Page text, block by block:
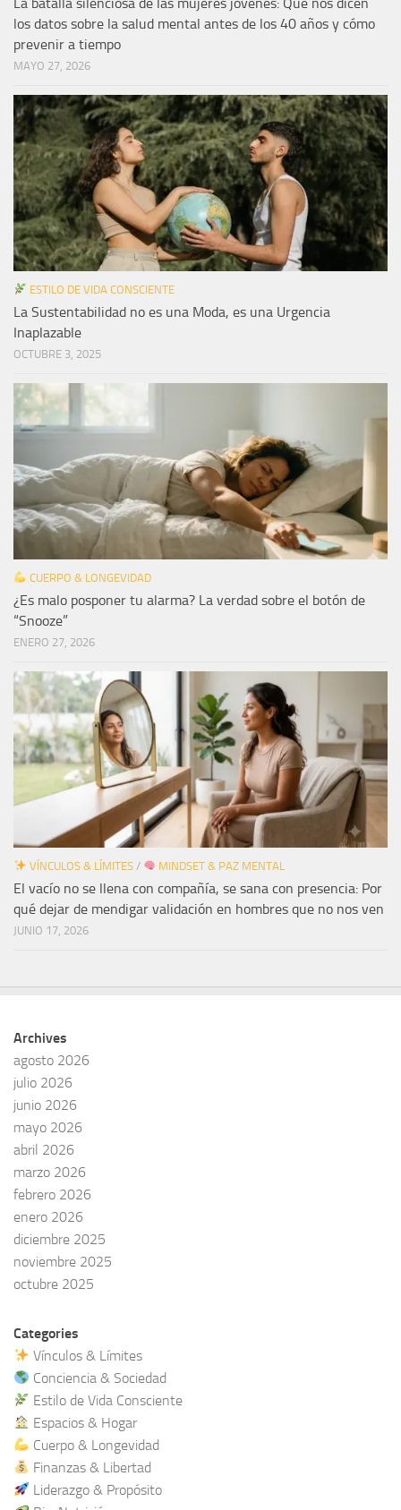
los datos sobre la salud mental antes de los 40 años y cómo
prevenir a tiempo
MAYO 27, 2026
ESTILO DE VIDA CONSCIENTE
La Sustentabilidad no es una Moda, es una Urgencia
Inaplazable
OCTUBRE 3, 2025
CUERPO & LONGEVIDAD
¿Es malo posponer tu alarma? La verdad sobre el botón de
“Snooze”
ENERO 27, 2026
VÍNCULOS & LÍMITES/ MINDSET & PAZ MENTAL
El vacío no se llena con compañía, se sana con presencia: Por
qué dejar de mendigar validación en hombres que no nos ven
JUNIO 17, 2026
Archives
agosto 2026
julio 2026
junio 2026
mayo 2026
abril 2026
marzo 2026
febrero 2026
enero 2026
diciembre 2025
noviembre 2025
octubre 2025
Categories
Vínculos & Límites
Conciencia & Sociedad
Estilo de Vida Consciente
Espacios & Hogar
Cuerpo & Longevidad
Finanzas & Libertad
Liderazgo & Propósito